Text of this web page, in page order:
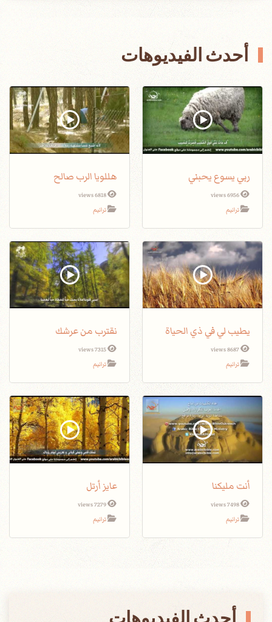
أحدث الفيديوهات
ربي يسوع يحبني
6956 views
ترانيم
هللويا الرب صالح
6818 views
ترانيم
يطيب لي في ذي الحياة
8687 views
ترانيم
نقترب من عرشك
7315 views
ترانيم
أنت مليكنا
7498 views
ترانيم
عايز أرتل
7279 views
ترانيم